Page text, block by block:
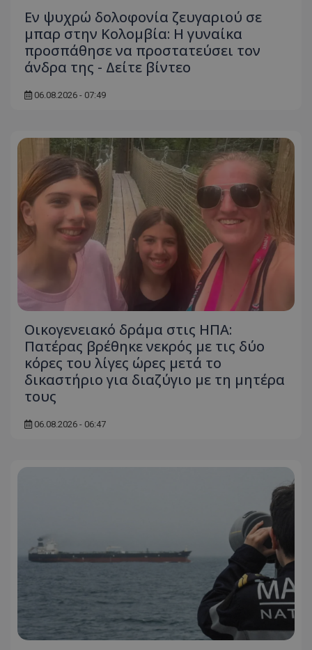
Εν ψυχρώ δολοφονία ζευγαριού σε
μπαρ στην Κολομβία: Η γυναίκα
προσπάθησε να προστατεύσει τον
άνδρα της - Δείτε βίντεο
06.08.2026 - 07:49
Οικογενειακό δράμα στις ΗΠΑ:
Πατέρας βρέθηκε νεκρός με τις δύο
κόρες του λίγες ώρες μετά το
δικαστήριο για διαζύγιο με τη μητέρα
τους
06.08.2026 - 06:47